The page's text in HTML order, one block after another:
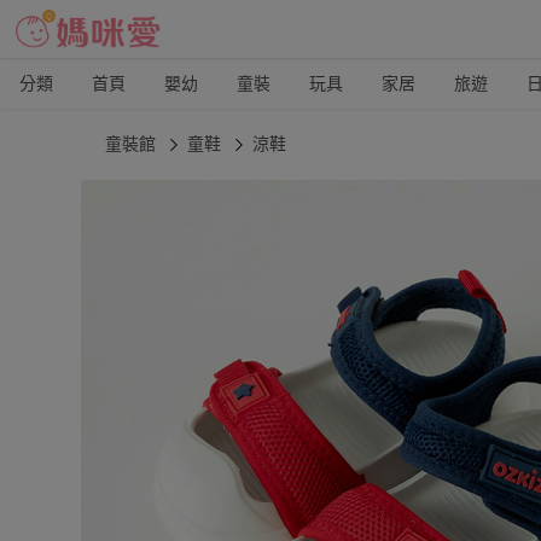
分類 首頁 嬰幼 童裝 玩具 家居 旅遊
童裝館 童鞋 涼鞋